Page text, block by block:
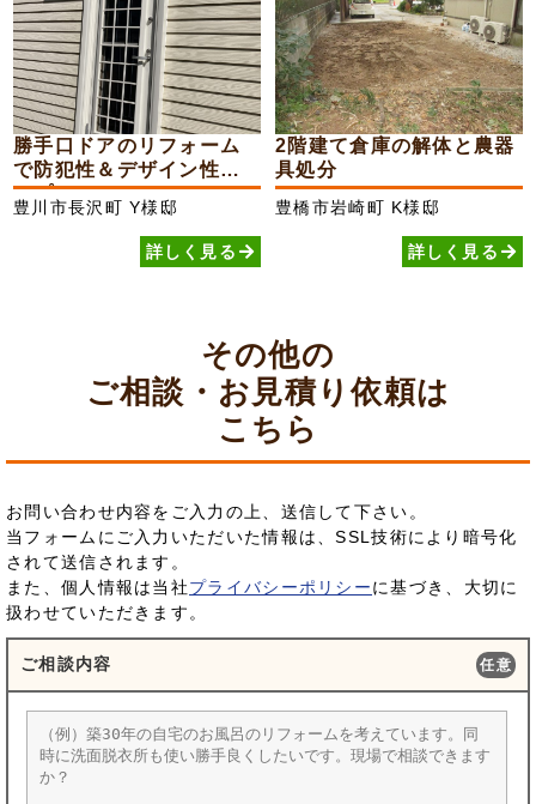
勝手口ドアのリフォーム
で防犯性＆デザイン性ア
ップ
豊川市長沢町Y様邸
詳しく見る
2階建て倉庫の解体と農器
具処分
豊橋市岩崎町 K様邸
詳しく見る
その他の
ご相談・お見積り依頼は
こちら
お問い合わせ内容をご入力の上、送信して下さい。
当フォームにご入力いただいた情報は、SSL技術により暗号化
されて送信されます。
また、個人情報は当社プライバシーポリシーに基づき、大切に
扱わせていただきます。
ご相談内容 任意